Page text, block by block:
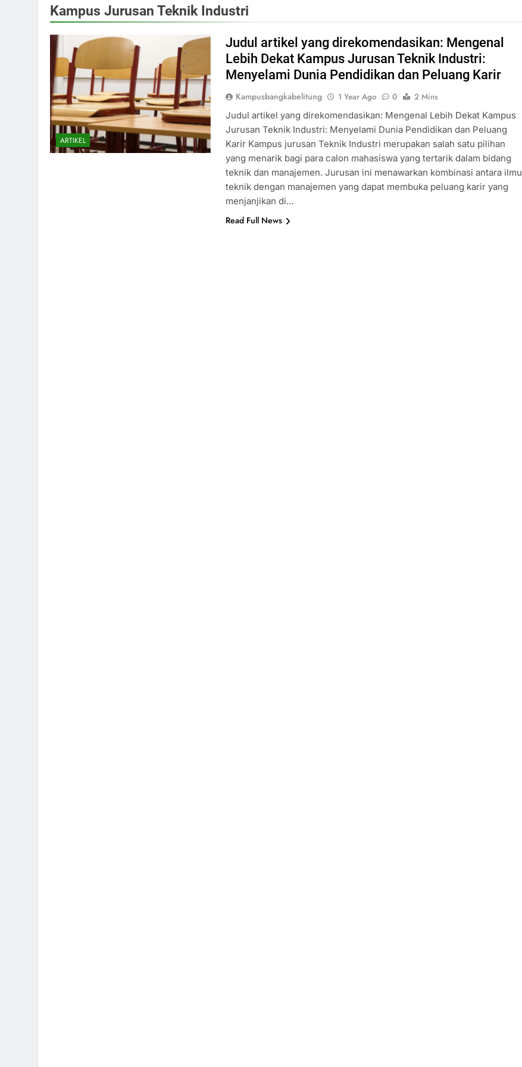
Kampus Jurusan Teknik Industri
ARTIKEL
Judul artikel yang direkomendasikan: Mengenal
Lebih Dekat Kampus Jurusan Teknik Industri:
Menyelami Dunia Pendidikan dan Peluang Karir
Kampusbangkabelitung 1 Year Ago 0
2 Mins
Judul artikel yang direkomendasikan: Mengenal Lebih Dekat Kampus
Jurusan Teknik Industri: Menyelami Dunia Pendidikan dan Peluang
Karir Kampus jurusan Teknik Industri merupakan salah satu pilihan
yang menarik bagi para calon mahasiswa yang tertarik dalam bidang
teknik dan manajemen. Jurusan ini menawarkan kombinasi antara ilmu
teknik dengan manajemen yang dapat membuka peluang karir yang
menjanjikan di…
Read Full News